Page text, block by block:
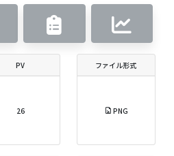
PV
26
ファイル形式
PNG